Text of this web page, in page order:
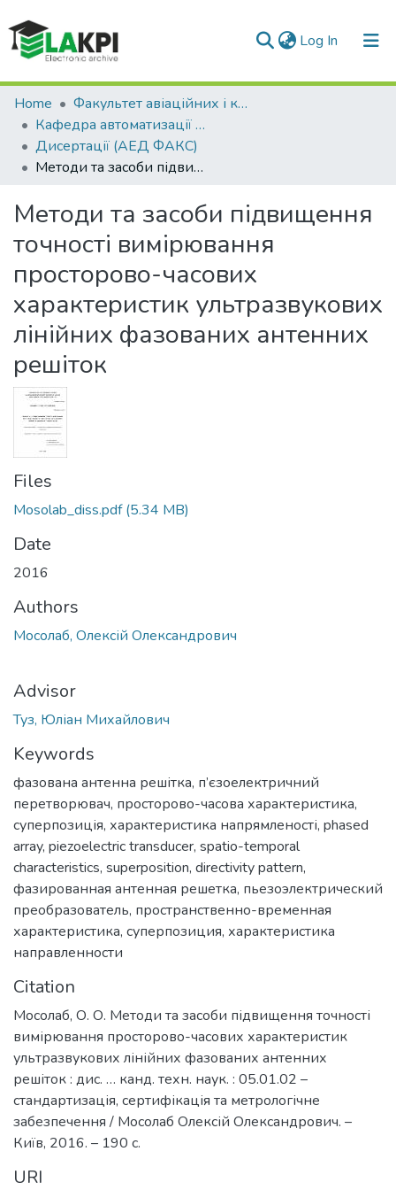
Log In (current)
Communities & Collections
All of DSpace
Statistics
Home
Факультет авіаційних і космічних систем (ФАКС)
Кафедра автоматизації експериментальних досліджень
Дисертації (АЕД ФАКС)
Методи та засоби підвищення точності вимірювання просторово-часових характеристик ультразвукових лінійних фазованих антенних решіток
Методи та засоби підвищення
точності вимірювання
просторово-часових
характеристик ультразвукових
лінійних фазованих антенних
решіток
Files
Mosolab_diss.pdf(5.34 MB)
Date
2016
Authors
Мосолаб, Олексій Олександрович
Advisor
Туз, Юліан Михайлович
Keywords
фазована антенна решітка, п’єзоелектричний
перетворювач, просторово-часова характеристика,
суперпозиція, характеристика напрямленості, phased
array, piezoelectric transducer, spatio-temporal
characteristics, superposition, directivity pattern,
фазированная антенная решетка, пьезоэлектрический
преобразователь, пространственно-временная
характеристика, суперпозиция, характеристика
направленности
Citation
Мосолаб, О. О. Методи та засоби підвищення точності
вимірювання просторово-часових характеристик
ультразвукових лінійних фазованих антенних
решіток : дис. … канд. техн. наук. : 05.01.02 –
стандартизація, сертифікація та метрологічне
забезпечення / Мосолаб Олексій Олександрович. –
Київ, 2016. – 190 с.
URI